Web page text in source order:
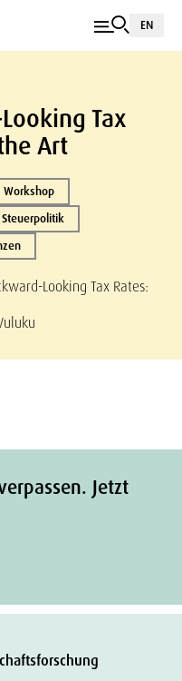
EN
Tax
Art
Looking Tax Rates:
Jetzt